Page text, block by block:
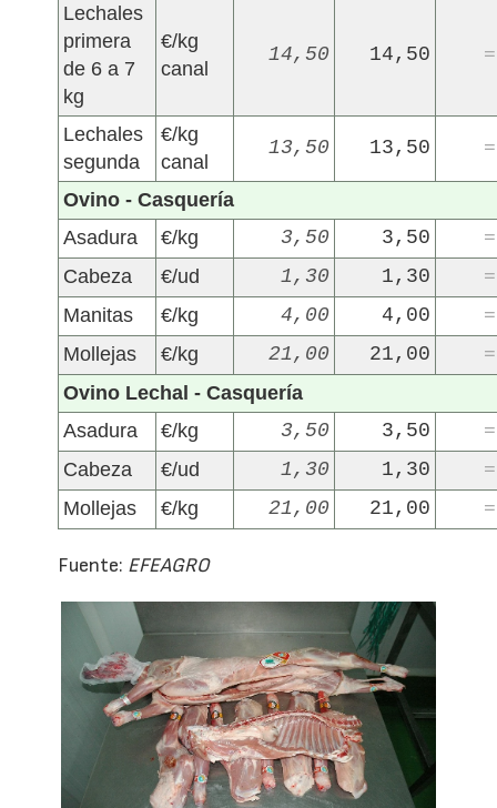
Lechales
primera
de 6 a 7
kg
€/kg
canal
14,50 14,50 =
Lechales
segunda
€/kg
canal
13,50 13,50 =
Ovino - Casquería
Asadura
€/kg 3,50 3,50
=
Cabeza
€/ud 1,30 1,30
=
Manitas
€/kg 4,00 4,00
=
Mollejas
€/kg 21,00 21,00
=
Ovino Lechal - Casquería
Asadura
€/kg 3,50 3,50
=
Cabeza
€/ud 1,30 1,30
=
Mollejas
€/kg 21,00 21,00 =
Fuente: EFEAGRO